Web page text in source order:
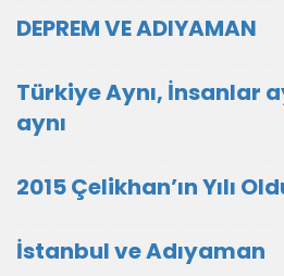
DEPREM VE ADIYAMAN
Türkiye Aynı, İnsanlar
aynı
2015 Çelikhan’ın Yılı
İstanbul ve Adıyaman